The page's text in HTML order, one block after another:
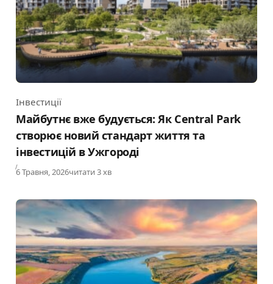
Category
Інвестиції
Майбутнє вже будується: Як Central Park
створює новий стандарт життя та
інвестицій в Ужгороді
Published
6 Травня, 2026читати 3 хв